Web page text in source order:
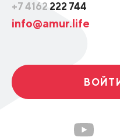
+7 4162 222 744
info@amur.life